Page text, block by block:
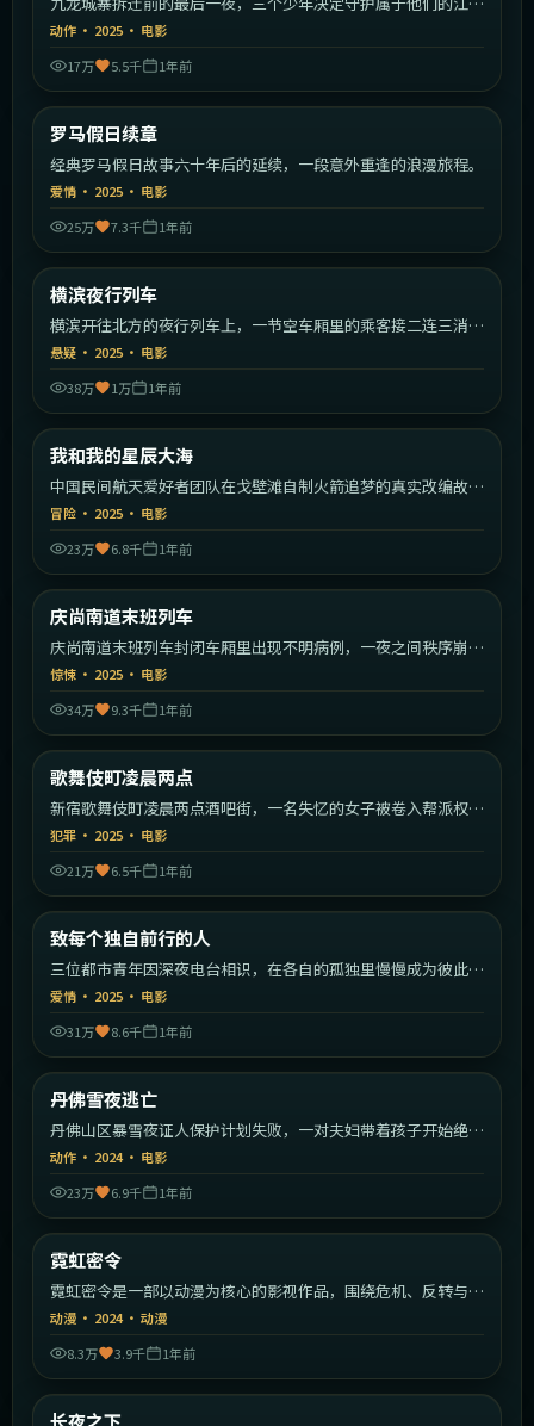
湖。
动作 · 2025 · 电影
17万
5.5千 1年前
最新
罗马假日续章
经典罗马假日故事六十年后的延续，一段意外重逢的浪漫旅程。
爱情 · 2025 · 电影
25万
7.3千 1年前
最新
横滨夜行列车
横滨开往北方的夜行列车上，一节空车厢里的乘客接二连三消
失。
悬疑 · 2025 · 电影
38万
1万 1年前
最新
我和我的星辰大海
中国民间航天爱好者团队在戈壁滩自制火箭追梦的真实改编故
事。
冒险 · 2025 · 电影
23万
6.8千 1年前
最新
庆尚南道末班列车
庆尚南道末班列车封闭车厢里出现不明病例，一夜之间秩序崩
塌。
惊悚 · 2025 · 电影
34万
9.3千 1年前
最新
歌舞伎町凌晨两点
新宿歌舞伎町凌晨两点酒吧街，一名失忆的女子被卷入帮派权力
斗争。
犯罪 · 2025 · 电影
21万
6.5千 1年前
最新
致每个独自前行的人
三位都市青年因深夜电台相识，在各自的孤独里慢慢成为彼此的
灯塔。
爱情 · 2025 · 电影
31万
8.6千 1年前
最新
丹佛雪夜逃亡
丹佛山区暴雪夜证人保护计划失败，一对夫妇带着孩子开始绝命
逃亡。
动作 · 2024· 电影
23万
6.9千 1年前
最新
霓虹密令
霓虹密令是一部以动漫为核心的影视作品，围绕危机、反转与人
物成长展开，整体节奏紧凑，值得推荐观看。
动漫 · 2024· 动漫
8.3万
3.9千 1年前
最新
长夜之下